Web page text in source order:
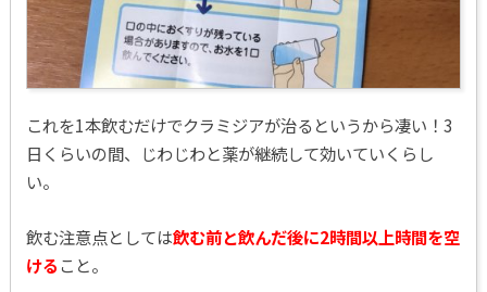
これを1本飲むだけでクラミジアが治るというから凄い！3
日くらいの間、じわじわと薬が継続して効いていくらし
い。
飲む注意点としては飲む前と飲んだ後に2時間以上時間を空
ける こと。